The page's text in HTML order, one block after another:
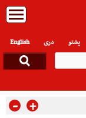
English دری پشتو
- +